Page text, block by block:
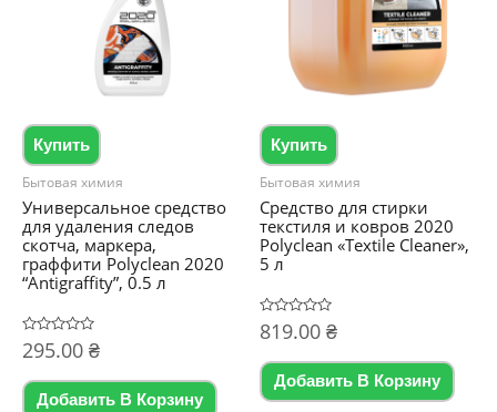
Купить
Бытовая химия
Универсальное средство
для удаления следов
скотча, маркера,
граффити Polyclean 2020
“Antigraffity”, 0.5 л
Оценка
0
5
295.00 ₴
Добавить В Корзину
Купить
Бытовая химия
Средство для стирки
текстиля и ковров 2020
Polyclean «Textile Cleaner»,
5 л
Оценка
0
5
819.00 ₴
Добавить В Корзину